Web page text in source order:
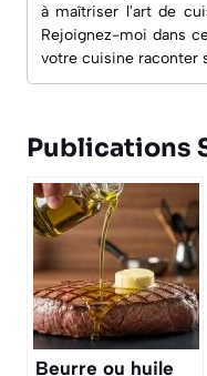
à maîtriser l'art de
Rejoignez-moi dans
votre cuisine raconter
Publications
Beurre ou huile